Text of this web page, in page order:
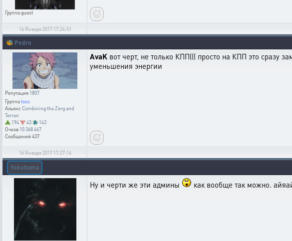
Группаguest
16 Января 2017 17:24:51
🐝 Pedro
Репутация 1807
Группаtoss
АльянсCombining the Zerg and
Terran
194
43
143
Очков 10 368 467
Сообщений 437
AvaK вот черт, не только КПП((( просто на КПП это сразу
уменьшения энергии
16 Января 2017 17:27:14
Yokohama
Ну и черти же эти админы как вообще так можно.